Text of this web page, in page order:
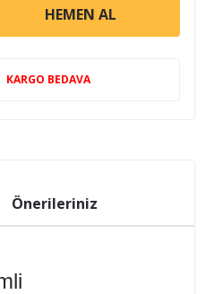
HEMEN AL
KARGO BEDAVA
Önerileriniz